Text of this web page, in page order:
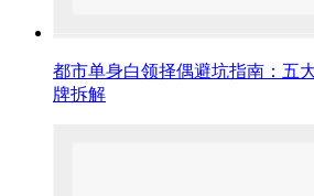
都市单身白领择偶避坑指南：五
牌拆解